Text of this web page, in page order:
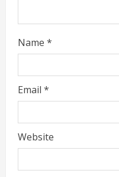
Name *
Email *
Website